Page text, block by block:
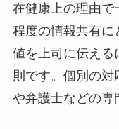
在健康上の理由で
程度の情報共有に
値を上司に伝える
則です。個別の
や弁護士などの専